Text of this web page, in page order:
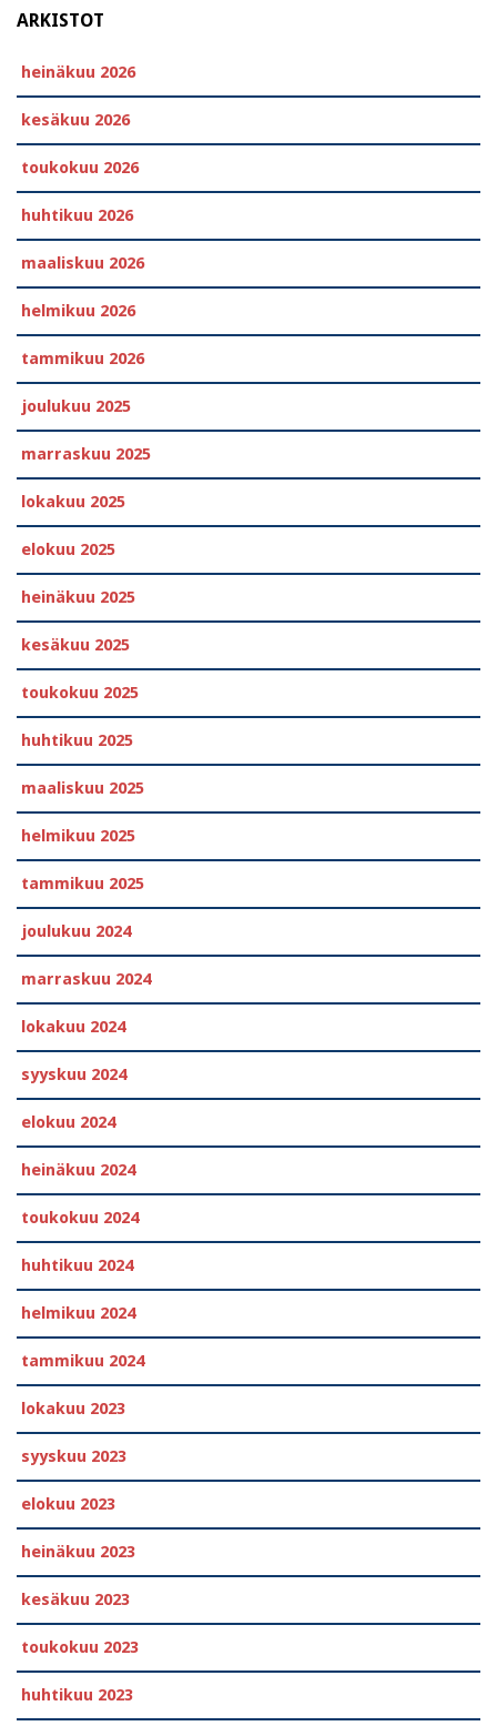
ARKISTOT
heinäkuu 2026
kesäkuu 2026
toukokuu 2026
huhtikuu 2026
maaliskuu 2026
helmikuu 2026
tammikuu 2026
joulukuu 2025
marraskuu 2025
lokakuu 2025
elokuu 2025
heinäkuu 2025
kesäkuu 2025
toukokuu 2025
huhtikuu 2025
maaliskuu 2025
helmikuu 2025
tammikuu 2025
joulukuu 2024
marraskuu 2024
lokakuu 2024
syyskuu 2024
elokuu 2024
heinäkuu 2024
toukokuu 2024
huhtikuu 2024
helmikuu 2024
tammikuu 2024
lokakuu 2023
syyskuu 2023
elokuu 2023
heinäkuu 2023
kesäkuu 2023
toukokuu 2023
huhtikuu 2023